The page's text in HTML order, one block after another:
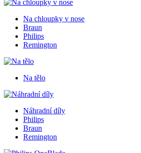
Na chloupky v nose
Braun
Philips
Remington
Na tělo
Náhradní díly
Philips
Braun
Remington